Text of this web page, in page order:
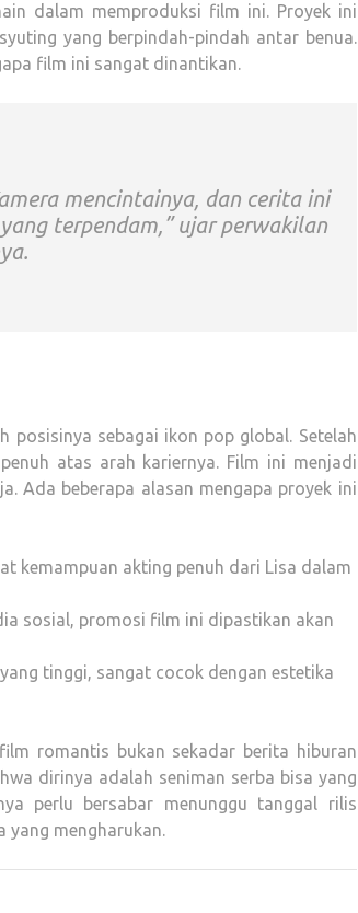
dalam memproduksi film ini. Proyek ini
yang berpindah-pindah antar benua.
film ini sangat dinantikan.
mencintainya, dan cerita ini
terpendam,” ujar perwakilan
posisinya sebagai ikon pop global. Setelah
atas arah kariernya. Film ini menjadi
Ada beberapa alasan mengapa proyek ini
kemampuan akting penuh dari Lisa dalam
sosial, promosi film ini dipastikan akan
tinggi, sangat cocok dengan estetika
romantis bukan sekadar berita hiburan
dirinya adalah seniman serba bisa yang
perlu bersabar menunggu tanggal rilis
yang mengharukan.